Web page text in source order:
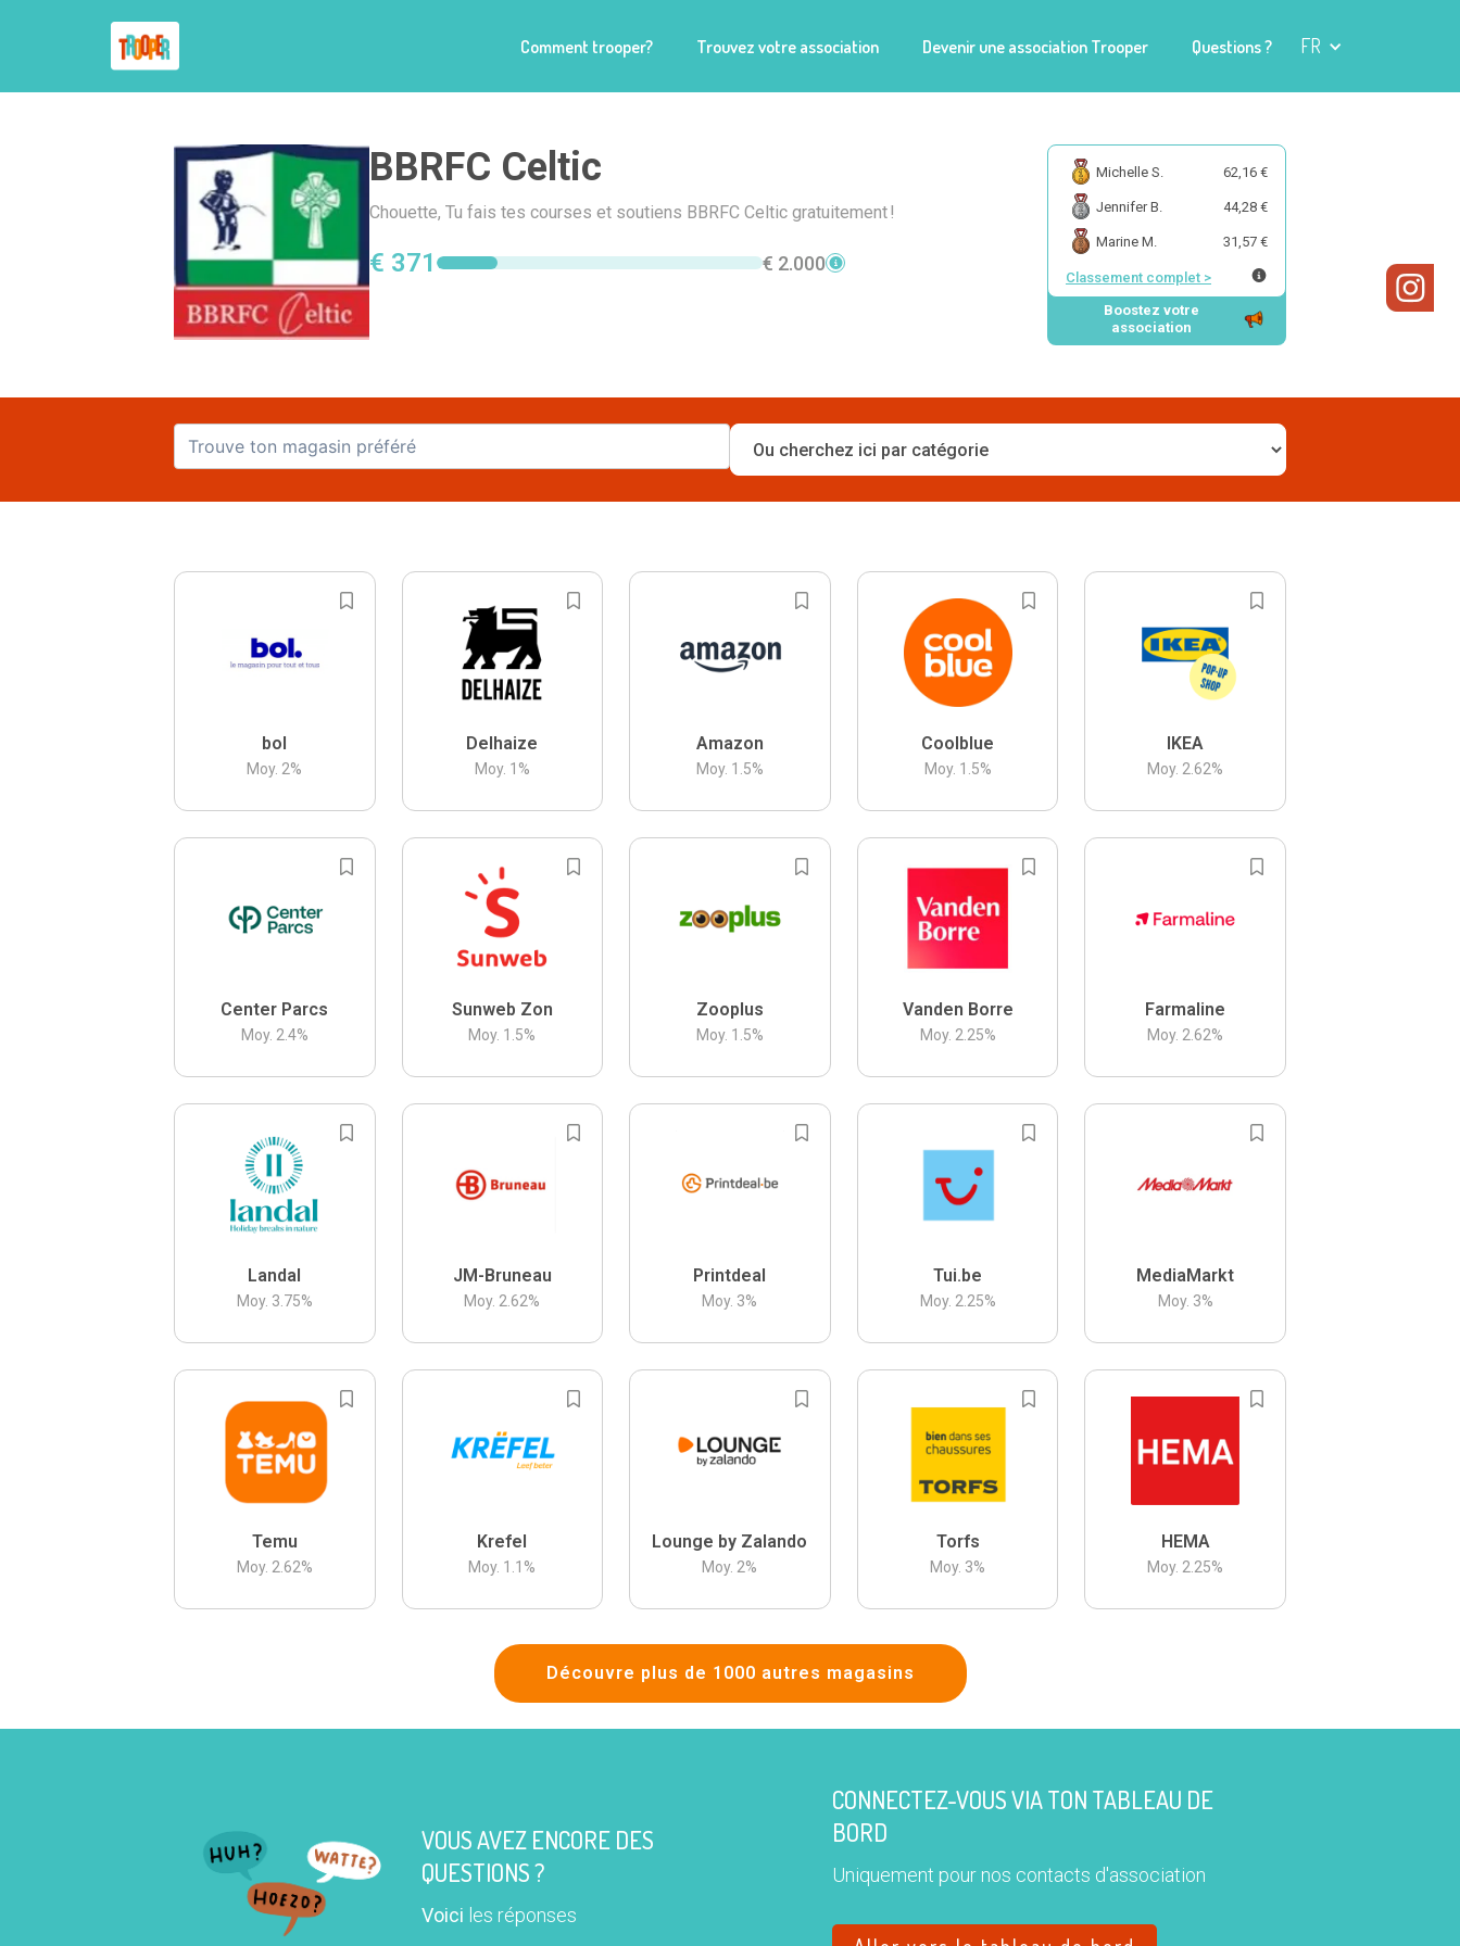
Comment trooper? Trouvez votre association Devenir une association Trooper Questions ? FR
BBRFC Celtic
Chouette, Tu fais tes courses et soutiens BBRFC Celtic gratuitement !
€ 371 € 2.000
Michelle S. 62,16 €
Jennifer B. 44,28 €
Marine M. 31,57 €
Classement complet >
Boostez votre
association
bol
Moy. 2%
Delhaize
Moy. 1 %
Amazon
Moy. 1.5%
Coolblue
Moy. 1.5%
IKEA
Moy. 2.62%
Center Parcs
Moy. 2.4%
Sunweb Zon
Moy. 1.5%
Zooplus
Moy. 1.5%
Vanden Borre
Moy. 2.25%
Farmaline
Moy. 2.62%
Landal
Moy. 3.75%
JM-Bruneau
Moy. 2.62%
Printdeal
Moy. 3%
Tui.be
Moy. 2.25%
MediaMarkt
Moy. 3%
Temu
Moy. 2.62%
Krefel
Moy. 1.1 %
Lounge by Zalando
Moy. 2%
Torfs
Moy. 3%
HEMA
Moy. 2.25%
Découvre plus de 1000 autres magasins
VOUS AVEZ ENCORE DES
QUESTIONS ?
Voici les réponses
CONNECTEZ-VOUS VIA TON TABLEAU DE
BORD
Uniquement pour nos contacts d'association